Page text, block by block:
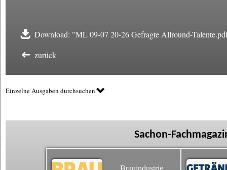
Download: "ML 09-07 20-26 Gefragte Allround-
zurück
Einzelne Ausgaben durchsuchen
Sachon-
Brauindustrie